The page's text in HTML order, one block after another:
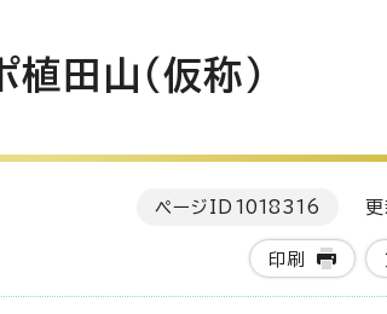
田山（仮称）
ページID 1018316 更
印刷